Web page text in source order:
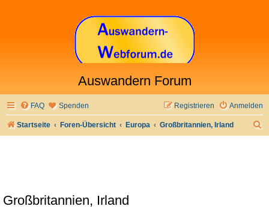
Auswandern Forum
FAQ Spenden Anmelden
Registrieren
Startseite Foren-Übersicht Europa Großbritannien, Irland
Großbritannien, Irland